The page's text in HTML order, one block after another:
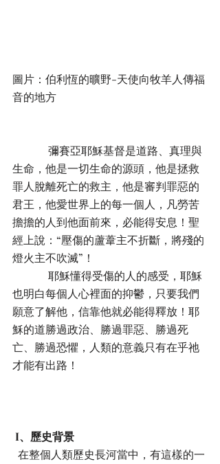
圖片：伯利恆的曠野-天使向牧羊人傳福
音的地方
生命，他是一切生命的源頭，他是拯救
罪人脫離死亡的救主，他是審判罪惡的
君王，他愛世界上的每一個人，凡勞苦
擔擔的人到他面前來，必能得安息！聖
經上說：“壓傷的蘆葦主不折斷，將殘的
燈火主不吹滅”！
也明白每個人心裡面的抑鬱，只要我們
願意了解他，信靠他就必能得釋放！耶
穌的道勝過政治、勝過罪惡、勝過死
亡、勝過恐懼，人類的意義只有在乎祂
才能有出路！
I、歷史背景